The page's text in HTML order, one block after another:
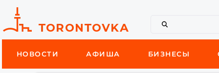
НОВОСТИ АФИША БИЗНЕСЫ